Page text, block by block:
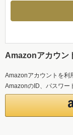
Amazonアカウン
Amazonアカウントを利
AmazonのID、パスワー